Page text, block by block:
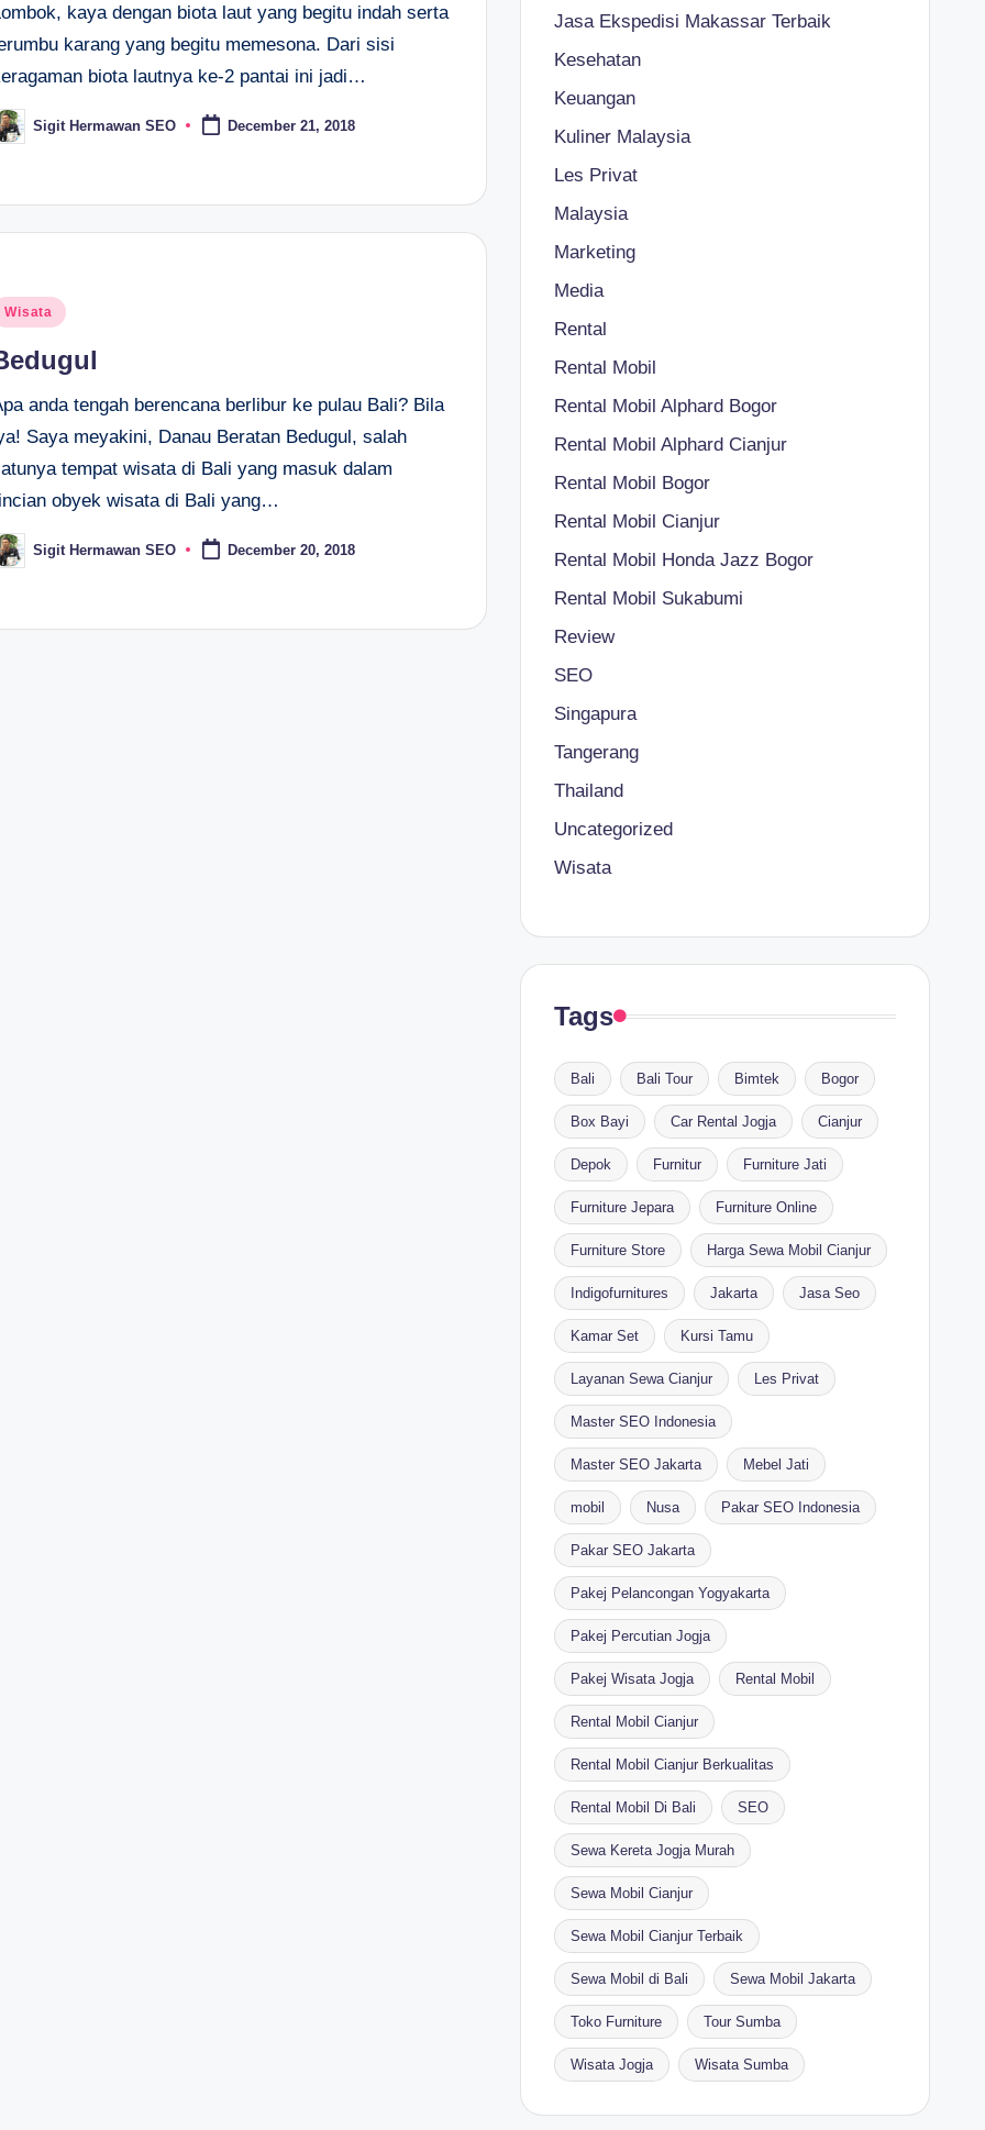
kaya dengan biota laut yang begitu indah serta
karang yang begitu memesona. Dari sisi
biota lautnya ke-2 pantai ini jadi…
Sigit Hermawan SEO December 21, 2018
Wisata
anda tengah berencana berlibur ke pulau Bali? Bila
Saya meyakini, Danau Beratan Bedugul, salah
tempat wisata di Bali yang masuk dalam
obyek wisata di Bali yang…
Sigit Hermawan SEO December 20, 2018
Jasa Ekspedisi Makassar Terbaik
Kesehatan
Keuangan
Kuliner Malaysia
Les Privat
Malaysia
Marketing
Media
Rental
Rental Mobil
Rental Mobil Alphard Bogor
Rental Mobil Alphard Cianjur
Rental Mobil Bogor
Rental Mobil Cianjur
Rental Mobil Honda Jazz Bogor
Rental Mobil Sukabumi
Review
SEO
Singapura
Tangerang
Thailand
Uncategorized
Wisata
Tags
Bali Bali Tour Bimtek Bogor
Box Bayi Car Rental Jogja Cianjur
Depok Furnitur Furniture Jati
Furniture Jepara Furniture Online
Furniture Store Harga Sewa Mobil Cianjur
Indigofurnitures Jakarta Jasa Seo
Kamar Set Kursi Tamu
Layanan Sewa Cianjur Les Privat
Master SEO Indonesia
Master SEO Jakarta Mebel Jati
mobil Nusa Pakar SEO Indonesia
Pakar SEO Jakarta
Pakej Pelancongan Yogyakarta
Pakej Percutian Jogja
Pakej Wisata Jogja Rental Mobil
Rental Mobil Cianjur
Rental Mobil Cianjur Berkualitas
Rental Mobil Di Bali SEO
Sewa Kereta Jogja Murah
Sewa Mobil Cianjur
Sewa Mobil Cianjur Terbaik
Sewa Mobil di Bali Sewa Mobil Jakarta
Toko Furniture Tour Sumba
Wisata Jogja Wisata Sumba